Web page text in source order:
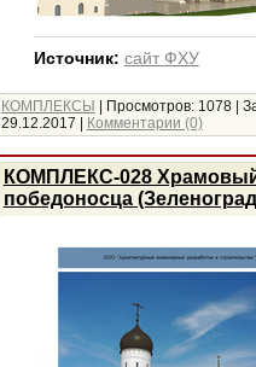
Источник: сайт ФХУ
КОМПЛЕКСЫ | Просмотров: 1078|
29.12.2017 | Комментарии (0)
КОМПЛЕКС-028
победоносца